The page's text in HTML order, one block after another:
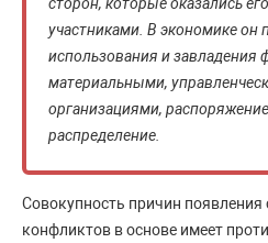
участниками. В экономике он
использования и завладения
материальными,
организациями,
распределение.
Совокупность причин
конфликтов в основе имеет